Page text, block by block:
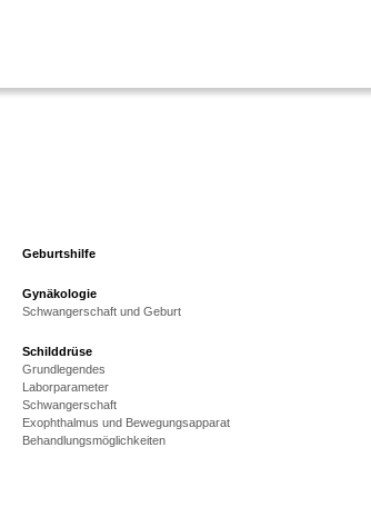
Geburtshilfe
Gynäkologie
Schwangerschaft und Geburt
Schilddrüse
Grundlegendes
Laborparameter
Schwangerschaft
Exophthalmus und Bewegungsapparat
Behandlungsmöglichkeiten